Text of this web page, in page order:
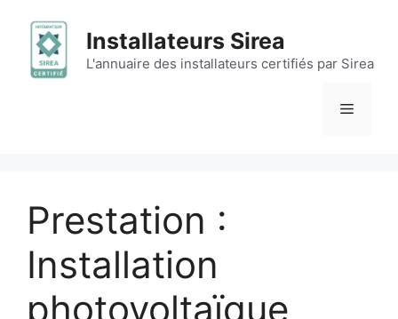
contenu
Installateurs Sirea
L'annuaire des installateurs certifiés par Sirea
Menu
Prestation :
Installation
photovoltaïque